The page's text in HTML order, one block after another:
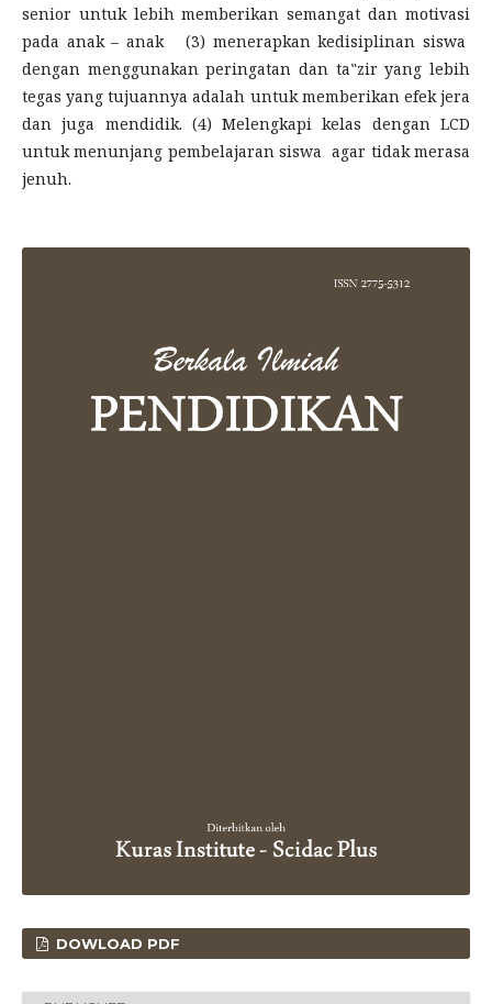
senior untuk lebih memberikan semangat dan motivasi
pada anak – anak (3) menerapkan kedisiplinan siswa
dengan menggunakan peringatan dan ta‟zir yang lebih
tegas yang tujuannya adalah untuk memberikan efek jera
dan juga mendidik. (4) Melengkapi kelas dengan LCD
untuk menunjang pembelajaran siswa agar tidak merasa
jenuh.
DOWLOAD PDF